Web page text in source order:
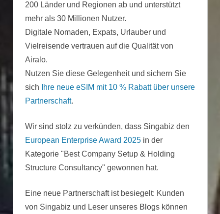
200 Länder und Regionen ab und unterstützt
mehr als 30 Millionen Nutzer.
Digitale Nomaden, Expats, Urlauber und
Vielreisende vertrauen auf die Qualität von
Airalo.
Nutzen Sie diese Gelegenheit und sichern Sie
sich
Ihre neue eSIM mit 10 % Rabatt über unsere
Partnerschaft.
Wir sind stolz zu verkünden, dass Singabiz den
European Enterprise Award 2025in der
Kategorie "Best Company Setup & Holding
Structure Consultancy" gewonnen hat.
Eine neue Partnerschaft ist besiegelt: Kunden
von Singabiz und Leser unseres Blogs können